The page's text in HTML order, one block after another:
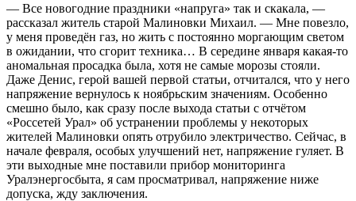
— Все новогодние праздники «напруга» так и скакала, —
рассказал житель старой Малиновки Михаил. — Мне повезло,
у меня проведён газ, но жить с постоянно моргающим светом
в ожидании, что сгорит техника… В середине января какая-то
аномальная просадка была, хотя не самые морозы стояли.
Даже Денис, герой вашей первой статьи, отчитался, что у него
напряжение вернулось к ноябрьским значениям. Особенно
смешно было, как сразу после выхода статьи с отчётом
«Россетей Урал» об устранении проблемы у некоторых
жителей Малиновки опять отрубило электричество. Сейчас, в
начале февраля, особых улучшений нет, напряжение гуляет. В
эти выходные мне поставили прибор мониторинга
Уралэнергосбыта, я сам просматривал, напряжение ниже
допуска, жду заключения.